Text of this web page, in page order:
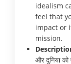
idealism
feel that
impact or
mission.
और दुनिया